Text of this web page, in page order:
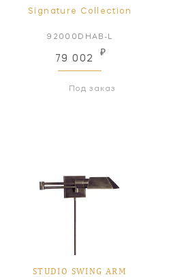
Signature Collection
92000DHAB-L
79 002
₽
Под заказ
STUDIO SWING ARM